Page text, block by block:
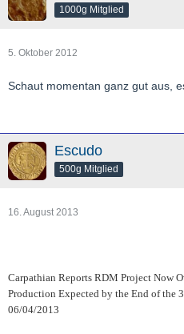
1000g Mitglied
5. Oktober 2012
Schaut momentan ganz gut aus,
Escudo
500g Mitglied
16. August 2013
Carpathian Reports RDM Project Now
Production Expected by the End of the
06/04/2013